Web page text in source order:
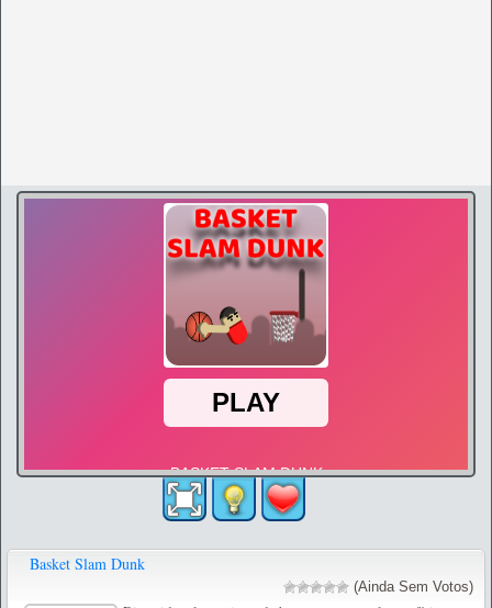
Basket Slam Dunk
(Ainda Sem Votos)